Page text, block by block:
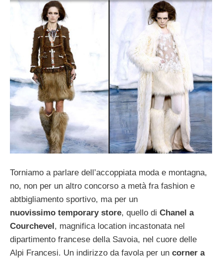
Torniamo a parlare dell’accoppiata moda e montagna,
no, non per un altro concorso a metà fra fashion e
abtbigliamento sportivo, ma per un
nuovissimo temporary store, quello di Chanel a
Courchevel, magnifica location incastonata nel
dipartimento francese della Savoia, nel cuore delle
Alpi Francesi. Un indirizzo da favola per un corner a